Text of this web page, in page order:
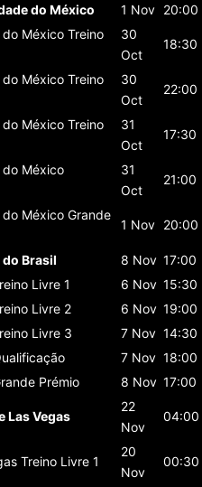
do México 1 Nov 20:00
do México Treino
30
Oct
18:30
do México Treino
30
Oct
22:00
do México Treino
31
Oct
17:30
do México
31
Oct
21:00
do México Grande
1 Nov 20:00
Brasil 8 Nov 17:00
Livre 1 6 Nov 15:30
Livre 2 6 Nov 19:00
Livre 3 7 Nov 14:30
7 Nov 18:00
Prémio 8 Nov 17:00
Las Vegas
22
Nov
04:00
Treino Livre 1
20
Nov
00:30